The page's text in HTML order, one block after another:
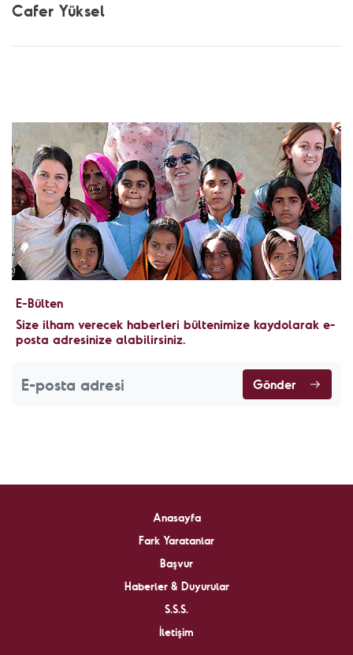
Cafer Yüksel
E-Bülten
Size ilham verecek haberleri bültenimize kaydolarak e-
posta adresinize alabilirsiniz.
Gönder
Anasayfa
Fark Yaratanlar
Başvur
Haberler & Duyurular
S.S.S.
İletişim